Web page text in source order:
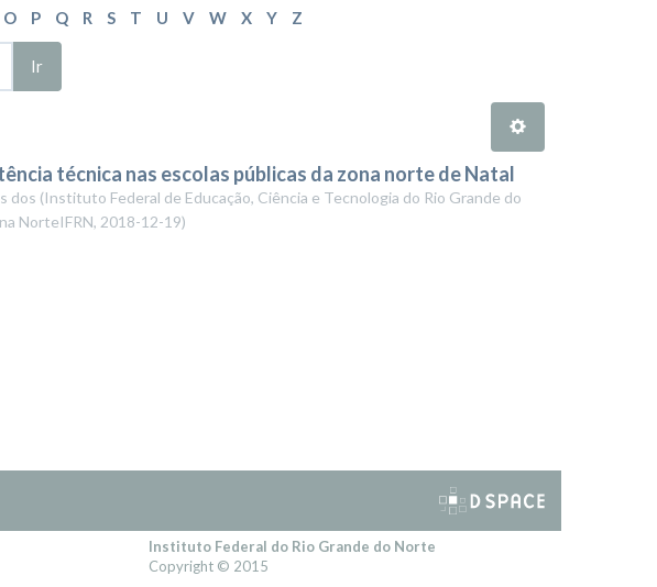
O P Q R S T U V W X Y Z
Ir
técnica nas escolas públicas da zona norte de Natal
dos (Instituto Federal de Educação, Ciência e Tecnologia do Rio Grande do
NorteIFRN, 2018-12-19)
Instituto Federal do Rio Grande do Norte
Copyright © 2015